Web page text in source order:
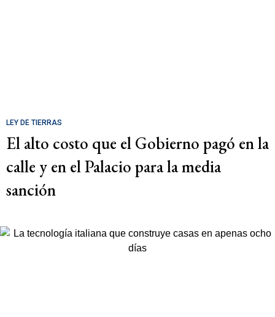
LEY DE TIERRAS
El alto costo que el Gobierno pagó en la
calle y en el Palacio para la media
sanción